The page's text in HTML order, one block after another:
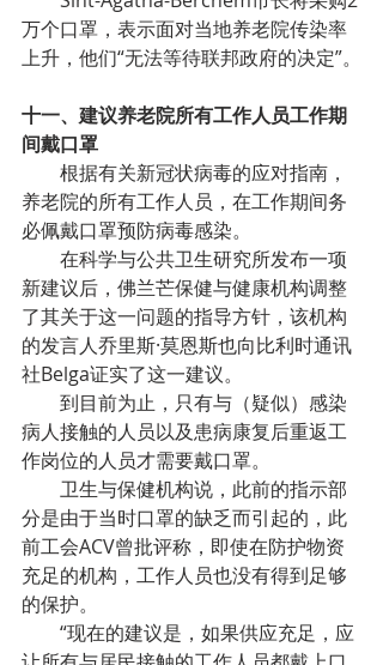
万个口罩，表示面对当地养老院传染率
上升，他们“无法等待联邦政府的决定”。
十一、建议养老院所有工作人员工作期
间戴口罩
根据有关新冠状病毒的应对指南，
养老院的所有工作人员，在工作期间务
必佩戴口罩预防病毒感染。
在科学与公共卫生研究所发布一项
新建议后，佛兰芒保健与健康机构调整
了其关于这一问题的指导方针，该机构
的发言人乔里斯·莫恩斯也向比利时通讯
社Belga证实了这一建议。
到目前为止，只有与（疑似）感染
病人接触的人员以及患病康复后重返工
作岗位的人员才需要戴口罩。
卫生与保健机构说，此前的指示部
分是由于当时口罩的缺乏而引起的，此
前工会ACV曾批评称，即使在防护物资
充足的机构，工作人员也没有得到足够
的保护。
“现在的建议是，如果供应充足，应